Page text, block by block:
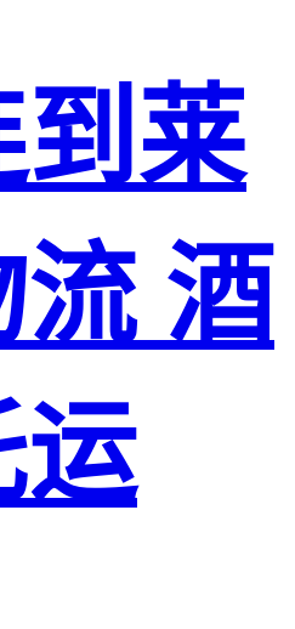
到莱
流 酒
运